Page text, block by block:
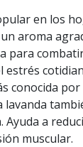
en los
aroma
para
estrés
conocida
lavanda
a
muscular.